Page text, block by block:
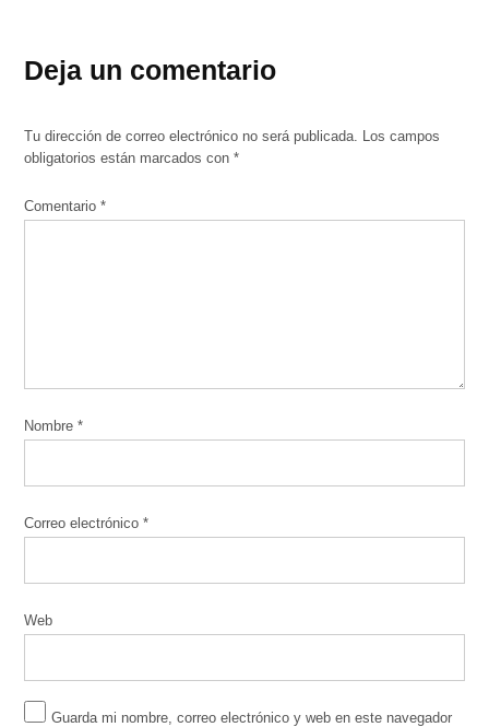
Deja un comentario
Tu dirección de correo electrónico no será publicada. Los campos
obligatorios están marcados con*
Comentario*
Nombre*
Correo electrónico*
Web
Guarda mi nombre, correo electrónico y web en este navegador